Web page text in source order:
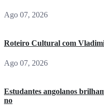
Ago 07, 2026
Roteiro Cultural com
Ago 07, 2026
Estudantes angolanos
no